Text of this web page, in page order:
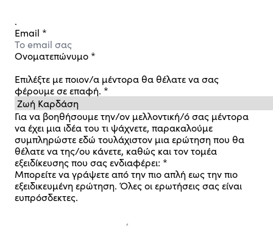
.
Email *
Ονοματεπώνυμο *
Επιλέξτε με ποιον/α μέντορα θα θέλατε να σας
φέρουμε σε επαφή. *
Για να βοηθήσουμε την/ον μελλοντική/ό σας μέντορα
να έχει μια ιδέα του τι ψάχνετε, παρακαλούμε
συμπληρώστε εδώ τουλάχιστον μια ερώτηση που θα
θέλατε να της/ου κάνετε, καθώς και τον τομέα
εξειδίκευσης που σας ενδιαφέρει: *
Μπορείτε να γράψετε από την πιο απλή εως την πιο
εξειδικευμένη ερώτηση. Όλες οι ερωτήσεις σας είναι
ευπρόσδεκτες.